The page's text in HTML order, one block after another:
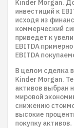
Kinder Morgan.
инвестиций к
исходя из
коммерческий
приведет к
EBITDA
EBITDA
В целом сделка
Kinder Morgan.
активов выбран
мировой
снижению
высокие
покупку активов.